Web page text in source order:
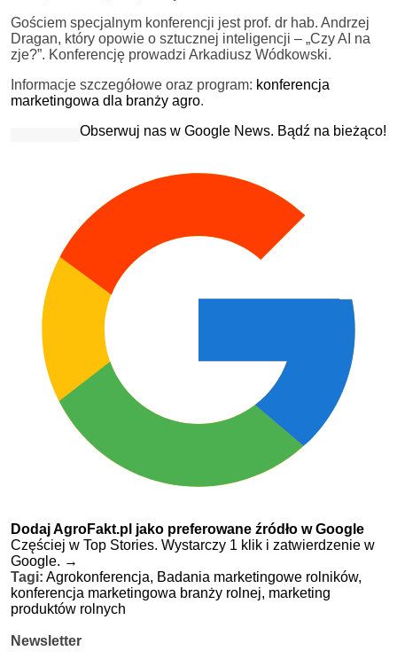
Gościem specjalnym konferencji jest prof. dr hab. Andrzej
Dragan, który opowie o sztucznej inteligencji – „Czy AI na
zje?”. Konferencję prowadzi Arkadiusz Wódkowski.
Informacje szczegółowe oraz program: konferencja
marketingowa dla branży agro.
Obserwuj nas w Google News. Bądź na bieżąco!
Dodaj AgroFakt.pl jako preferowane źródło w Google
Częściej w Top Stories. Wystarczy 1 klik i zatwierdzenie w
Google. →
Tagi: Agrokonferencja, Badania marketingowe rolników,
konferencja marketingowa branży rolnej, marketing
produktów rolnych
Newsletter